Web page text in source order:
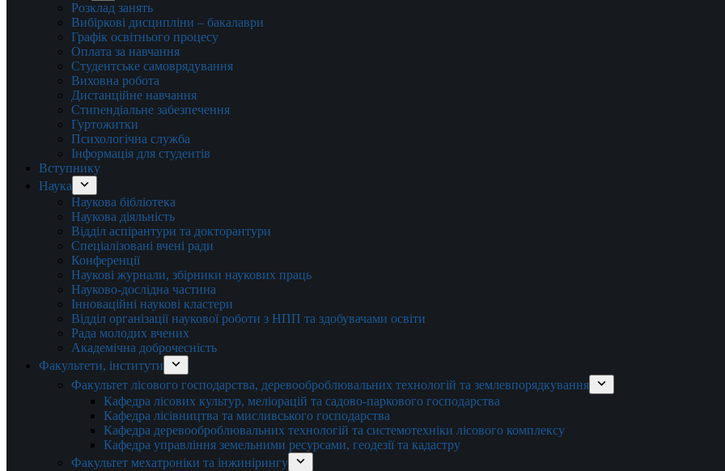
Розклад занять
Вибіркові дисципліни – бакалаври
Графік освітнього процесу
Оплата за навчання
Студентське самоврядування
Виховна робота
Дистанційне навчання
Стипендіальне забезпечення
Гуртожитки
Психологічна служба
Інформація для студентів
Вступнику
Наука
Наукова бібліотека
Наукова діяльність
Відділ аспірантури та докторантури
Спеціалізовані вчені ради
Конференції
Наукові журнали, збірники наукових праць
Науково-дослідна частина
Інноваційні наукові кластери
Відділ організації наукової роботи з НПП та здобувачами освіти
Рада молодих вчених
Академічна доброчесність
Факультети, інститути
Факультет лісового господарства, деревооброблювальних технологій та землевпорядкування
Кафедра лісових культур, меліорацій та садово-паркового господарства
Кафедра лісівництва та мисливського господарства
Кафедра деревооброблювальних технологій та системотехніки лісового комплексу
Кафедра управління земельними ресурсами, геодезії та кадастру
Факультет мехатроніки та інжинірингу